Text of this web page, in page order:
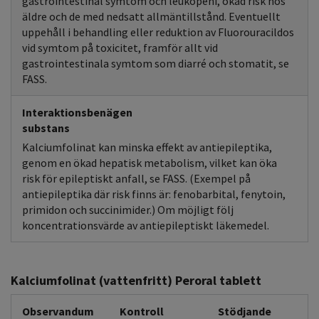
äldre och de med nedsatt allmäntillstånd. Eventuellt
uppehåll i behandling eller reduktion av Fluorouracildos
vid symtom på toxicitet, framför allt vid
gastrointestinala symtom som diarré och stomatit, se
FASS.
Interaktionsbenägen
substans
Kalciumfolinat kan minska effekt av antiepileptika,
genom en ökad hepatisk metabolism, vilket kan öka
risk för epileptiskt anfall, se FASS. (Exempel på
antiepileptika där risk finns är: fenobarbital, fenytoin,
primidon och succinimider.) Om möjligt följ
koncentrationsvärde av antiepileptiskt läkemedel.
Kalciumfolinat (vattenfritt) Peroral tablett
Observandum Kontroll
Stödjande